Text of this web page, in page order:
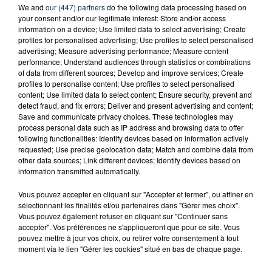
TITRES DIFFUSÉS
11h36
11h36 11h33
11h33
We and our (447) partnersdo the following data processing based on
your consent and/or our legitimate interest: Store and/or access
information on a device; Use limited data to select advertising; Create
profiles for personalised advertising; Use profiles to select personalised
advertising; Measure advertising performance; Measure content
performance; Understand audiences through statistics or combinations
of data from different sources; Develop and improve services; Create
profiles to personalise content; Use profiles to select personalised
content; Use limited data to select content; Ensure security, prevent and
detect fraud, and fix errors; Deliver and present advertising and content;
Save and communicate privacy choices. These technologies may
process personal data such as IP address and browsing data to offer
following functionalities: Identify devices based on information actively
requested; Use precise geolocation data; Match and combine data from
other data sources; Link different devices; Identify devices based on
information transmitted automatically.
Vous pouvez accepter en cliquant sur "Accepter et fermer", ou affiner en
sélectionnant les finalités et/ou partenaires dans "Gérer mes choix".
Vous pouvez également refuser en cliquant sur "Continuer sans
accepter". Vos préférences ne s'appliqueront que pour ce site. Vous
pouvez mettre à jour vos choix, ou retirer votre consentement à tout
moment via le lien "Gérer les cookies" situé en bas de chaque page.